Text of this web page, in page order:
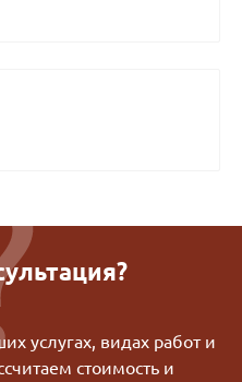
услугах, видах работ и
стоимость и